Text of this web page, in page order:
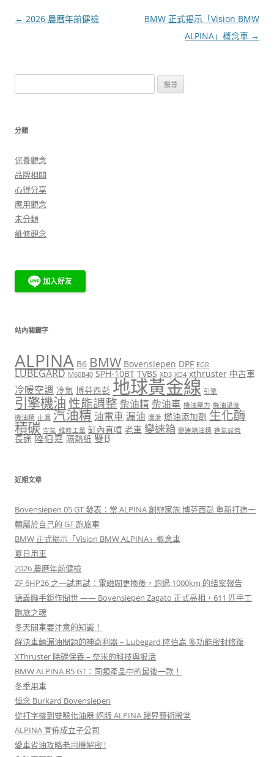
文
← 2026 農曆年前健檢
BMW 正式揭示「Vision BMW
ALPINA」概念車 →
尋
鍵
分類
保養觀念
品牌相關
心得分享
應用觀念
未分類
維修觀念
站內關鍵字
ALPINA B6 BMW Bovensiepen DPF EGR
LUBEGARD M60B40 SPH-10BT TVBS XD3 XD4 xthruster 中古車
冷暖空調 冷氣 博芬西彭 地球黃金線 引擎
引擎機油性能調整 柴油精 柴油車 機油壓力 機油溫度
機油精 止漏 汽油精 油電車 漏油 潤滑 燃油添加劑 生化酶
積碳 空氣 維修工單 缸內直噴 老車 變速箱 變速箱油精 進氣岐管
長途 陸伯嘉 隔熱紙 雙B
近期文章
Bovensiepen 05 GT 發表：當 ALPINA 創辦家族 博芬西彭 重新打造一
輛屬於自己的 GT 跑旅車
BMW 正式揭示「Vision BMW ALPINA」概念車
夏日用車
2026 農曆年前健檢
ZF 6HP26 之一試再試：電磁閥更換後，跑過 1000km 的結案報告
德義聯手鉅作問世 —— Bovensiepen Zagato 正式亮相，611 匹手工
跑旅之魂
冬天開車要注意的知識！
解決車輛漏油問題的神奇利器 – Lubegard 陸伯嘉 多功能密封修復
XThruster 除碳保養 – 奈米的科技與狠活
BMW ALPINA B5 GT：同類產品中的最後一款！
冬季用車
悼念 Burkard Bovensiepen
從打字機到雙喉化油器 絕版 ALPINA 躍昇藝術殿堂
ALPINA 宣佈成立子公司
愛車省油攻略老司機解密 !